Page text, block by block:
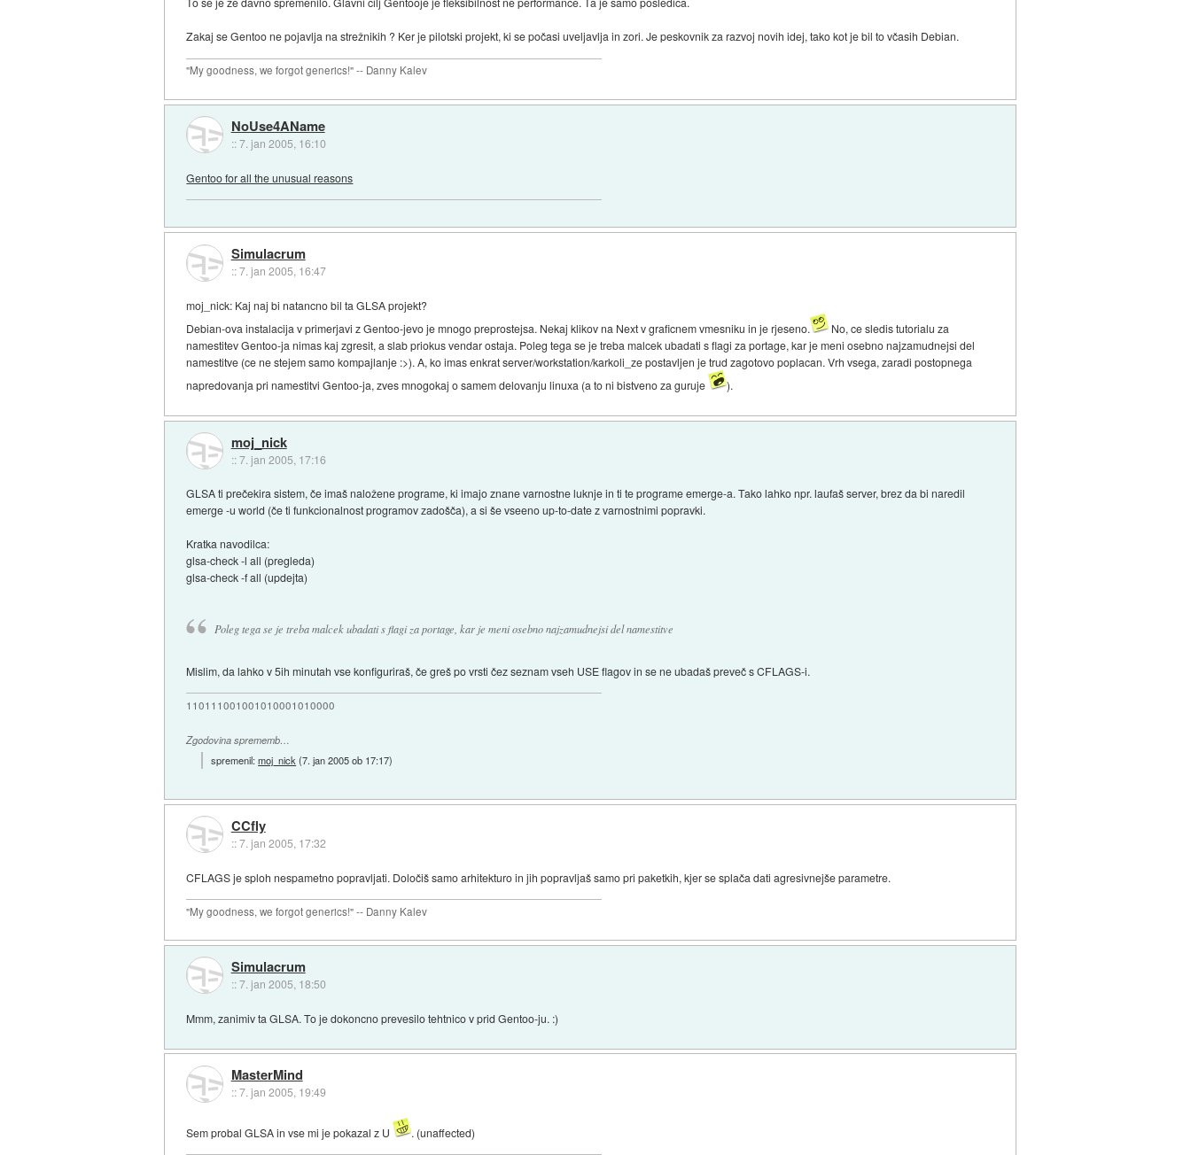
Zakaj se Gentoo ne pojavlja na strežnikih ? Ker je pilotski projekt, ki se počasi uveljavlja in zori. Je peskovnik za razvoj novih idej, tako kot je bil to včasih Debian.
"My goodness, we forgot generics!" -- Danny Kalev
NoUse4AName
::7. jan 2005, 16:10
Gentoo for all the unusual reasons
Simulacrum
::7. jan 2005, 16:47
moj_nick: Kaj naj bi natancno bil ta GLSA projekt?
Debian-ova instalacija v primerjavi z Gentoo-jevo je mnogo preprostejsa. Nekaj klikov na Next v graficnem vmesniku in je rjeseno.
No, ce sledis tutorialu za
namestitev Gentoo-ja nimas kaj zgresit, a slab priokus vendar ostaja. Poleg tega se je treba malcek ubadati s flagi za portage, kar je meni osebno najzamudnejsi del
namestitve (ce ne stejem samo kompajlanje :>). A, ko imas enkrat server/workstation/karkoli_ze postavljen je trud zagotovo poplacan. Vrh vsega, zaradi postopnega
napredovanja pri namestitvi Gentoo-ja, zves mnogokaj o samem delovanju linuxa (a to ni bistveno za guruje
).
moj_nick
::7. jan 2005, 17:16
GLSA ti prečekira sistem, če imaš naložene programe, ki imajo znane varnostne luknje in ti te programe emerge-a. Tako lahko npr. laufaš server, brez da bi naredil
emerge -u world (če ti funkcionalnost programov zadošča), a si še vseeno up-to-date z varnostnimi popravki.
Kratka navodilca:
glsa-check -l all (pregleda)
glsa-check -f all (updejta)
Poleg tega se je treba malcek ubadati s flagi za portage, kar je meni osebno najzamudnejsi del namestitve
Mislim, da lahko v 5ih minutah vse konfiguriraš, če greš po vrsti čez seznam vseh USE flagov in se ne ubadaš preveč s CFLAGS-i.
110111001001010001010000
Zgodovina sprememb…
spremenil:moj_nick(7. jan 2005 ob 17:17)
CCfly
::7. jan 2005, 17:32
CFLAGS je sploh nespametno popravljati. Določiš samo arhitekturo in jih popravljaš samo pri paketkih, kjer se splača dati agresivnejše parametre.
"My goodness, we forgot generics!" -- Danny Kalev
Simulacrum
::7. jan 2005, 18:50
Mmm, zanimiv ta GLSA. To je dokoncno prevesilo tehtnico v prid Gentoo-ju. :)
MasterMind
::7. jan 2005, 19:49
Sem probal GLSA in vse mi je pokazal z U . (unaffected)